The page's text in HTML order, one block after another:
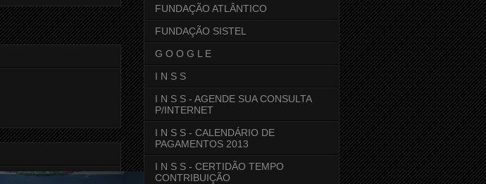
FUNDAÇÃO ATLÂNTICO
FUNDAÇÃO SISTEL
G O O G L E
I N S S
I N S S - AGENDE SUA CONSULTA
P/INTERNET
I N S S - CALENDÁRIO DE
PAGAMENTOS 2013
I N S S - CERTIDÃO TEMPO
CONTRIBUIÇÃO